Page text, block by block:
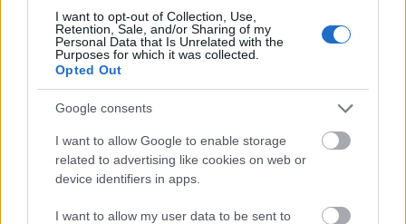
I want to opt-out of Collection, Use,
Retention, Sale, and/or Sharing of my
Personal Data that Is Unrelated with the
Purposes for which it was collected.
Opted Out
Google consents
I want to allow Google to enable storage
related to advertising like cookies on web or
device identifiers in apps.
I want to allow my user data to be sent to
Langrenn Allround
Dobbelt sølv i Nordisk
juniorlandskamp
INGEBORG SCHEVE 15.03.2024
De norske juniorene åpnet helga med to medaljer og en rekke topp-
10 plasseringer i Nordisk juniorlandskamp i Otepää.